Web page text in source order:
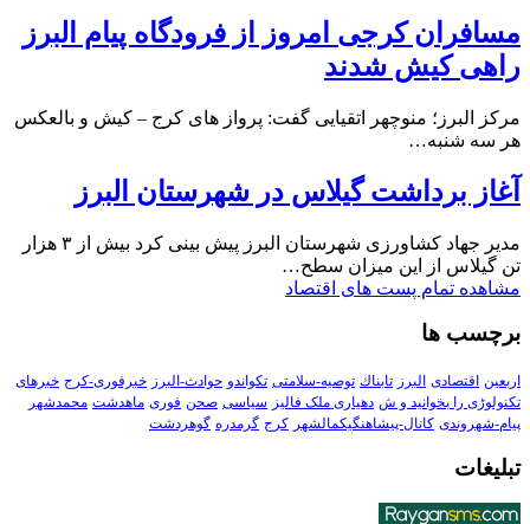
مسافران کرجی امروز از فرودگاه پیام البرز
راهی کیش شدند
مرکز البرز؛ منوچهر اتقیایی گفت: پرواز های کرج – کیش و بالعکس
هر سه شنبه…
آغاز برداشت گیلاس در شهرستان البرز
مدیر جهاد کشاورزی شهرستان البرز پیش بینی کرد بیش از ۳ هزار
تن گیلاس از این میزان سطح…
مشاهده تمام پست های اقتصاد
برچسب ها
اربعین اقتصادی البرز تابناك توصیه-سلامتی تکواندو حوادث-البرز خبرفوری-کرج خبرهای
تکنولوڑی را بخوانید و ش دهیاری ملک فالیز سیاسی صحن فوری ماهدشت محمدشهر
پیام-شهروندی کانال-پیشاهنگیکمالشهر کرج گرمدره گوهردشت
تبلیغات